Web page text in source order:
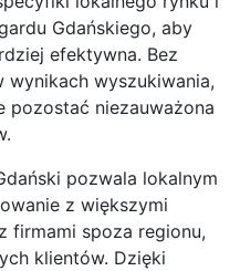
Gdańskiego, aby
efektywna. Bez
wyszukiwania,
pozostać niezauważona
pozwala lokalnym
z większymi
firmami spoza regionu,
klientów. Dzięki